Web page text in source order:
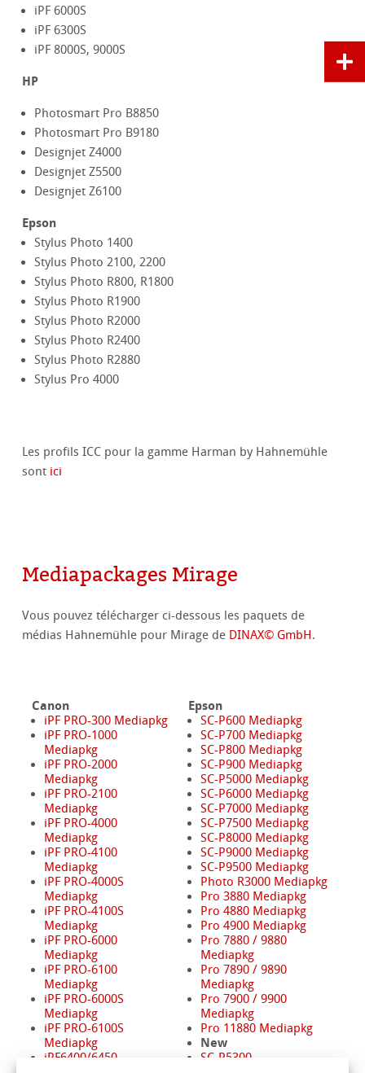
iPF 6000S
iPF 6300S
iPF 8000S, 9000S
HP
Photosmart Pro B8850
Photosmart Pro B9180
Designjet Z4000
Designjet Z5500
Designjet Z6100
Epson
Stylus Photo 1400
Stylus Photo 2100, 2200
Stylus Photo R800, R1800
Stylus Photo R1900
Stylus Photo R2000
Stylus Photo R2400
Stylus Photo R2880
Stylus Pro 4000
Les profils ICC pour la gamme Harman by Hahnemühle
sont ici
Mediapackages Mirage
Vous pouvez télécharger ci-dessous les paquets de
médias Hahnemühle pour Mirage de DINAX© GmbH.
Canon
iPF PRO-300 Mediapkg
iPF PRO-1000
Mediapkg
iPF PRO-2000
Mediapkg
iPF PRO-2100
Mediapkg
iPF PRO-4000
Mediapkg
iPF PRO-4100
Mediapkg
iPF PRO-4000S
Mediapkg
iPF PRO-4100S
Mediapkg
iPF PRO-6000
Mediapkg
iPF PRO-6100
Mediapkg
iPF PRO-6000S
Mediapkg
iPF PRO-6100S
Mediapkg
iPF6400/6450
Epson
SC-P600 Mediapkg
SC-P700 Mediapkg
SC-P800 Mediapkg
SC-P900 Mediapkg
SC-P5000 Mediapkg
SC-P6000 Mediapkg
SC-P7000 Mediapkg
SC-P7500 Mediapkg
SC-P8000 Mediapkg
SC-P9000 Mediapkg
SC-P9500 Mediapkg
Photo R3000 Mediapkg
Pro 3880 Mediapkg
Pro 4880 Mediapkg
Pro 4900 Mediapkg
Pro 7880 / 9880
Mediapkg
Pro 7890 / 9890
Mediapkg
Pro 7900 / 9900
Mediapkg
Pro 11880 Mediapkg
New
SC-P5300